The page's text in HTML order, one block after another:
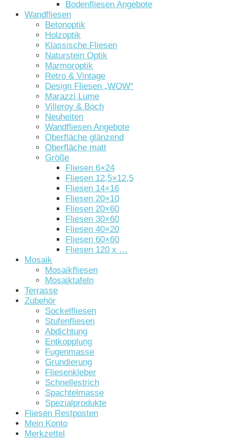
Bodenfliesen Angebote
Wandfliesen
Betonoptik
Holzoptik
Klassische Fliesen
Naturstein Optik
Marmoroptik
Retro & Vintage
Design Fliesen „WOW“
Marazzi Lume
Villeroy & Boch
Neuheiten
Wandfliesen Angebote
Oberfläche glänzend
Oberfläche matt
Größe
Fliesen 6×24
Fliesen 12,5×12,5
Fliesen 14×16
Fliesen 20×10
Fliesen 20×60
Fliesen 30×60
Fliesen 40×20
Fliesen 60×60
Fliesen 120 x …
Mosaik
Mosaikfliesen
Mosaiktafeln
Terrasse
Zubehör
Sockelfliesen
Stufenfliesen
Abdichtung
Entkopplung
Fugenmasse
Grundierung
Fliesenkleber
Schnellestrich
Spachtelmasse
Spezialprodukte
Fliesen Restposten
Mein Konto
Merkzettel